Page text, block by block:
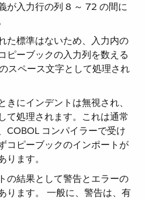
が入力行の列 8 ～ 72 の間に
た標準はないため、入力内の
ピーブックの入力列を数える
スペース文字として処理され
きにインデントは無視され、
て処理されます。これは通常
COBOL コンパイラーで受け
コピーブックのインポートが
ます。
の結果として警告とエラーの
ります。 一般に、警告は、有